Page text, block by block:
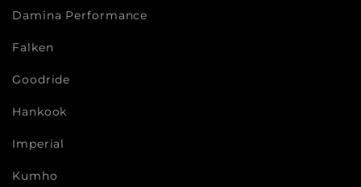
Damina Performance
Falken
Goodride
Hankook
Imperial
Kumho